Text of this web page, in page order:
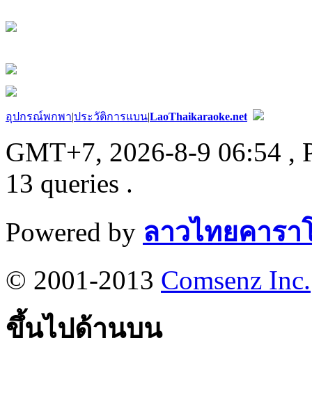
อุปกรณ์พกพา|ประวัติการแบน|LaoThaikaraoke.net
GMT+7, 2026-8-9 06:54 ,
13 queries .
Powered by ลาวไทยคารา
© 2001-2013 Comsenz Inc.
ขึ้นไปด้านบน